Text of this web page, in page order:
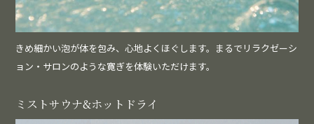
きめ細かい泡が体を包み、心地よくほぐします。まるでリラクゼーシ
ョン・サロンのような寛ぎを体験いただけます。
ミストサウナ&ホットドライ